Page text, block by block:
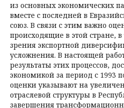
из основных экономических
вместе с последней в
союз. В связи с этим важно
происходящие в этой стране,
зрения экспортной
усложнения. В настоящей
результаты этих процессов,
экономикой за период с 1993
оценки указывают на
отраслевой структуры в
завершения